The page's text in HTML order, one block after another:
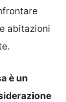
abitazioni
è un